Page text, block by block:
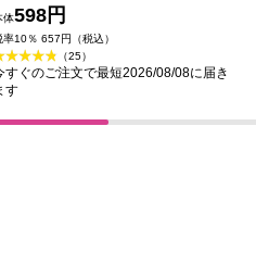
体598円
率10％ 657円（税込）
（25）
すぐのご注文で最短2026/08/08に届き
す